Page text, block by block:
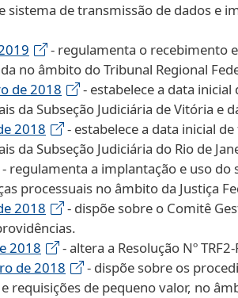
sistema de transmissão de dados e
- regulamenta o recebimento
no âmbito do Tribunal Regional
de 2018
- estabelece a data
da Subseção Judiciária de Vitória e
2018
- estabelece a data inicial
da Subseção Judiciária do Rio de
- regulamenta a implantação e uso
processuais no âmbito da Justiça
2018
- dispõe sobre o Comitê
2018
- altera a Resolução Nº
de 2018
- dispõe sobre os
de pequeno valor, no